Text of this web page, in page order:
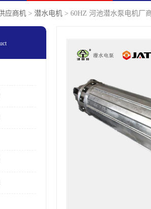
应商机 > 潜水电机 > 60HZ 河池潜水泵电机厂